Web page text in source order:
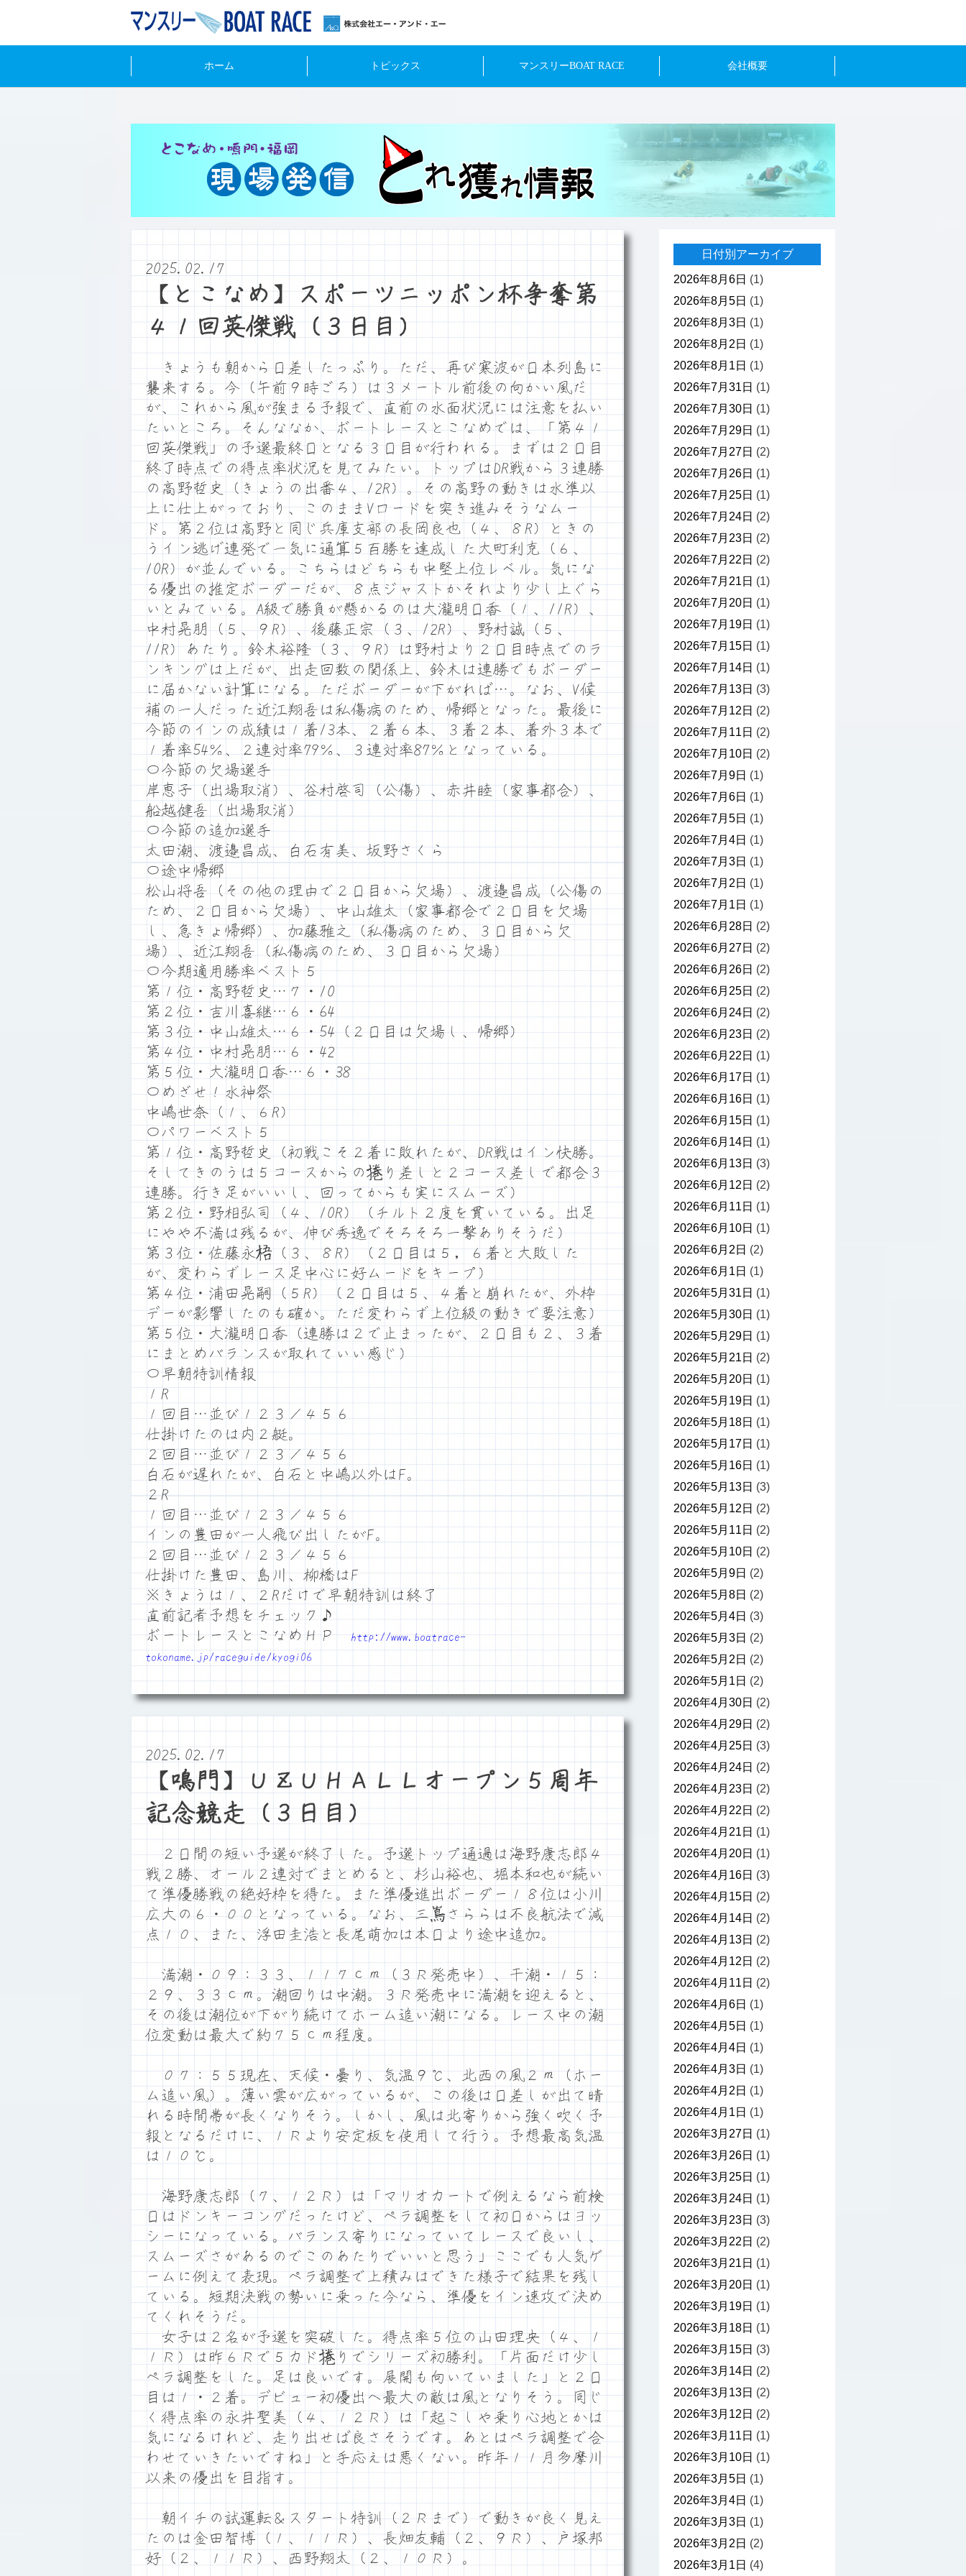
ホーム トピックス マンスリーBOAT RACE 会社概要
2025.02.17
【とこなめ】スポーツニッポン杯争奪第
４１回英傑戦（３日目）
きょうも朝から日差したっぷり。ただ、再び寒波が日本列島に
襲来する。今（午前９時ごろ）は３メートル前後の向かい風だ
が、これから風が強まる予報で、直前の水面状況には注意を払い
たいところ。そんななか、ボートレースとこなめでは、「第４１
回英傑戦」の予選最終日となる３日目が行われる。まずは２日目
終了時点での得点率状況を見てみたい。トップはDR戦から３連勝
の高野哲史（きょうの出番４、12R）。その高野の動きは水準以
上に仕上がっており、このままVロードを突き進みそうなムー
ド。第２位は高野と同じ兵庫支部の長岡良也（４、８R）ときの
うイン逃げ連発で一気に通算５百勝を達成した大町利克（６、
10R）が並んでいる。こちらはどちらも中堅上位レベル。気にな
る優出の推定ボーダーだが、８点ジャストかそれより少し上ぐら
いとみている。A級で勝負が懸かるのは大瀧明日香（１、11R）、
中村晃朋（５、９R）、後藤正宗（３、12R）、野村誠（５、
11R）あたり。鈴木裕隆（３、９R）は野村より２日目時点でのラ
ンキングは上だが、出走回数の関係上、鈴木は連勝でもボーダー
に届かない計算になる。ただボーダーが下がれば…。なお、V候
補の一人だった近江翔吾は私傷病のため、帰郷となった。最後に
今節のインの成績は１着13本、２着６本、３着２本、着外３本で
１着率54％、２連対率79％、３連対率87％となっている。
〇今節の欠場選手
岸恵子（出場取消）、谷村啓司（公傷）、赤井睦（家事都合）、
船越健吾（出場取消）
〇今節の追加選手
太田潮、渡邉昌成、白石有美、坂野さくら
〇途中帰郷
松山将吾（その他の理由で２日目から欠場）、渡邉昌成（公傷の
ため、２日目から欠場）、中山雄太（家事都合で２日目を欠場
し、急きょ帰郷）、加藤雅之（私傷病のため、３日目から欠
場）、近江翔吾（私傷病のため、３日目から欠場）
〇今期適用勝率ベスト５
第１位・高野哲史…７・10
第２位・吉川喜継…６・64
第３位・中山雄太…６・54（２日目は欠場し、帰郷）
第４位・中村晃朋…６・42
第５位・大瀧明日香…６・38
〇めざせ！水神祭
中嶋世奈（１、６R）
〇パワーベスト５
第１位・高野哲史（初戦こそ２着に敗れたが、DR戦はイン快勝。
そしてきのうは５コースからの捲り差しと２コース差しで都合３
連勝。行き足がいいし、回ってからも実にスムーズ）
第２位・野相弘司（４、10R）（チルト２度を貫いている。出足
にやや不満は残るが、伸び秀逸でそろそろ一撃ありそうだ）
第３位・佐藤永梧（３、８R）（２日目は５，６着と大敗した
が、変わらずレース足中心に好ムードをキープ）
第４位・浦田晃嗣（５R）（２日目は５、４着と崩れたが、外枠
デーが影響したのも確か。ただ変わらず上位級の動きで要注意）
第５位・大瀧明日香（連勝は２で止まったが、２日目も２、３着
にまとめバランスが取れていい感じ）
〇早朝特訓情報
１R
１回目…並び１２３／４５６
仕掛けたのは内２艇。
２回目…並び１２３／４５６
白石が遅れたが、白石と中嶋以外はF。
２R
１回目…並び１２３／４５６
インの豊田が一人飛び出したがF。
２回目…並び１２３／４５６
仕掛けた豊田、島川、柳橋はF
※きょうは１、２Rだけで早朝特訓は終了
直前記者予想をチェック♪
ボートレースとこなめＨＰ
http://www.boatrace-
tokoname.jp/raceguide/kyogi06
2025.02.17
【鳴門】ＵＺＵＨＡＬＬオープン５周年
記念競走（３日目）
２日間の短い予選が終了した。予選トップ通過は海野康志郎４
戦２勝、オール２連対でまとめると、杉山裕也、堀本和也が続い
て準優勝戦の絶好枠を得た。また準優進出ボーダー１８位は小川
広大の６・００となっている。なお、三嶌さららは不良航法で減
点１０、また、浮田圭浩と長尾萌加は本日より途中追加。
満潮・０９：３３、１１７ｃｍ（３Ｒ発売中）、干潮・１５：
２９、３３ｃｍ。潮回りは中潮。３Ｒ発売中に満潮を迎えると、
その後は潮位が下がり続けてホーム追い潮になる。レース中の潮
位変動は最大で約７５ｃｍ程度。
０７：５５現在、天候・曇り、気温９℃、北西の風２ｍ（ホー
ム追い風）。薄い雲が広がっているが、この後は日差しが出て晴
れる時間帯が長くなりそう。しかし、風は北寄りから強く吹く予
報となるだけに、１Ｒより安定板を使用して行う。予想最高気温
は１０℃。
海野康志郎（７、１２Ｒ）は「マリオカートで例えるなら前検
日はドンキーコングだったけど、ペラ調整をして初日からはヨッ
シーになっている。バランス寄りになっていてレースで良いし、
スムーズさがあるのでこのあたりでいいと思う」ここでも人気ゲ
ームに例えて表現。ペラ調整で上積みはできた様子で結果を残し
ている。短期決戦の勢いに乗った今なら、準優をイン速攻で決め
てくれそうだ。
女子は２名が予選を突破した。得点率５位の山田理央（４、１
１Ｒ）は昨６Ｒで５カド捲りでシリーズ初勝利。「片面だけ少し
ペラ調整をした。足は良いです。展開も向いていました」と２日
目は１・２着。デビュー初優出へ最大の敵は風となりそう。同じ
く得点率の永井聖美（４、１２Ｒ）は「起こしや乗り心地とかは
気になるけれど、走り出せば良さそうです。あとはペラ調整で合
わせていきたいですね」と手応えは悪くない。昨年１１月多摩川
以来の優出を目指す。
朝イチの試運転＆スタート特訓（２Ｒまで）で動きが良く見え
たのは金田智博（１、１１Ｒ）、長畑友輔（２、９Ｒ）、戸塚邦
好（２、１１Ｒ）、西野翔太（２、１０Ｒ）。
日付別アーカイブ
2026年8月6日 (1)
2026年8月5日 (1)
2026年8月3日 (1)
2026年8月2日 (1)
2026年8月1日 (1)
2026年7月31日 (1)
2026年7月30日 (1)
2026年7月29日 (1)
2026年7月27日 (2)
2026年7月26日 (1)
2026年7月25日 (1)
2026年7月24日 (2)
2026年7月23日 (2)
2026年7月22日 (2)
2026年7月21日 (1)
2026年7月20日 (1)
2026年7月19日 (1)
2026年7月15日 (1)
2026年7月14日 (1)
2026年7月13日 (3)
2026年7月12日 (2)
2026年7月11日 (2)
2026年7月10日 (2)
2026年7月9日 (1)
2026年7月6日 (1)
2026年7月5日 (1)
2026年7月4日 (1)
2026年7月3日 (1)
2026年7月2日 (1)
2026年7月1日 (1)
2026年6月28日 (2)
2026年6月27日 (2)
2026年6月26日 (2)
2026年6月25日 (2)
2026年6月24日 (2)
2026年6月23日 (2)
2026年6月22日 (1)
2026年6月17日 (1)
2026年6月16日 (1)
2026年6月15日 (1)
2026年6月14日 (1)
2026年6月13日 (3)
2026年6月12日 (2)
2026年6月11日 (1)
2026年6月10日 (1)
2026年6月2日 (2)
2026年6月1日 (1)
2026年5月31日 (1)
2026年5月30日 (1)
2026年5月29日 (1)
2026年5月21日 (2)
2026年5月20日 (1)
2026年5月19日 (1)
2026年5月18日 (1)
2026年5月17日 (1)
2026年5月16日 (1)
2026年5月13日 (3)
2026年5月12日 (2)
2026年5月11日 (2)
2026年5月10日 (2)
2026年5月9日 (2)
2026年5月8日 (2)
2026年5月4日 (3)
2026年5月3日 (2)
2026年5月2日 (2)
2026年5月1日 (2)
2026年4月30日 (2)
2026年4月29日 (2)
2026年4月25日 (3)
2026年4月24日 (2)
2026年4月23日 (2)
2026年4月22日 (2)
2026年4月21日 (1)
2026年4月20日 (1)
2026年4月16日 (3)
2026年4月15日 (2)
2026年4月14日 (2)
2026年4月13日 (2)
2026年4月12日 (2)
2026年4月11日 (2)
2026年4月6日 (1)
2026年4月5日 (1)
2026年4月4日 (1)
2026年4月3日 (1)
2026年4月2日 (1)
2026年4月1日 (1)
2026年3月27日 (1)
2026年3月26日 (1)
2026年3月25日 (1)
2026年3月24日 (1)
2026年3月23日 (3)
2026年3月22日 (2)
2026年3月21日 (1)
2026年3月20日 (1)
2026年3月19日 (1)
2026年3月18日 (1)
2026年3月15日 (3)
2026年3月14日 (2)
2026年3月13日 (2)
2026年3月12日 (2)
2026年3月11日 (1)
2026年3月10日 (1)
2026年3月5日 (1)
2026年3月4日 (1)
2026年3月3日 (1)
2026年3月2日 (2)
2026年3月1日 (4)